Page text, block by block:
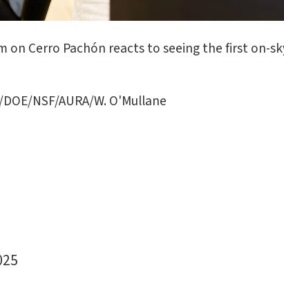
on Cerro Pachón reacts to seeing the first on-
NSF/AURA/W. O'Mullane